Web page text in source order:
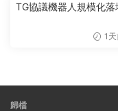
TG協議機器人規模化
1
歸檔